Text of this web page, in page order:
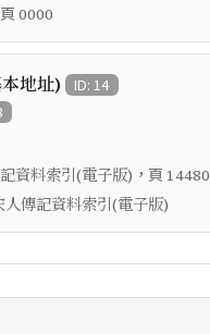
0000
地址) ID: 14
資料索引(電子版) ，頁 14480
人傳記資料索引(電子版)